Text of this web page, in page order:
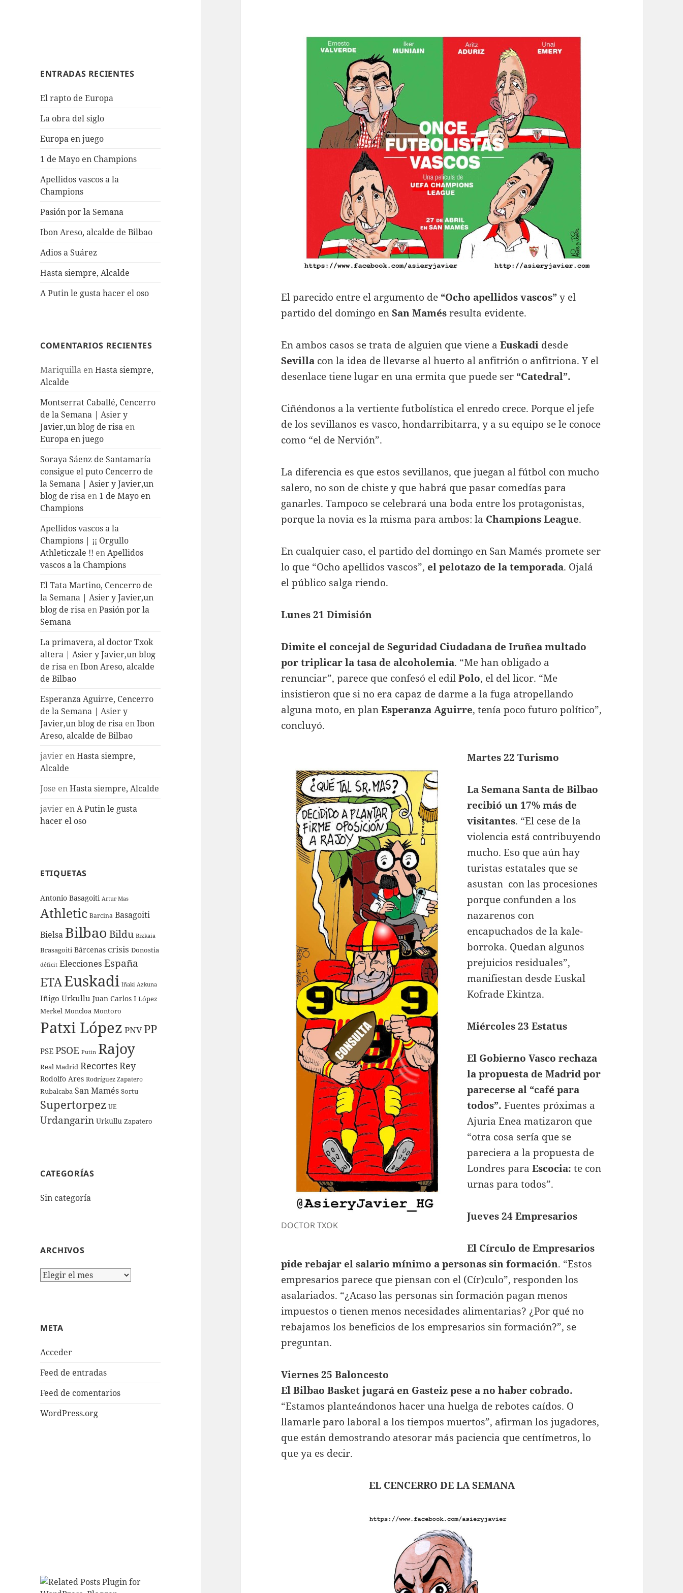
ENTRADAS RECIENTES
El rapto de Europa
La obra del siglo
Europa en juego
1 de Mayo en Champions
Apellidos vascos a la
Champions
Pasión por la Semana
Ibon Areso, alcalde de Bilbao
Adios a Suárez
Hasta siempre, Alcalde
A Putin le gusta hacer el oso
COMENTARIOS RECIENTES
Mariquilla enHasta siempre,
Alcalde
Montserrat Caballé, Cencerro
de la Semana | Asier y
Javier,un blog de risa en
Europa en juego
Soraya Sáenz de Santamaría
consigue el puto Cencerro de
la Semana | Asier y Javier,un
blog de risa en 1 de Mayo en
Champions
Apellidos vascos a la
Champions | ¡¡ Orgullo
Athleticzale !! enApellidos
vascos a la Champions
El Tata Martino, Cencerro de
la Semana | Asier y Javier,un
blog de risa enPasión por la
Semana
La primavera, al doctor Txok
altera | Asier y Javier,un blog
de risa enIbon Areso, alcalde
de Bilbao
Esperanza Aguirre, Cencerro
de la Semana | Asier y
Javier,un blog de risa enIbon
Areso, alcalde de Bilbao
javier enHasta siempre,
Alcalde
Jose enHasta siempre, Alcalde
javier enA Putin le gusta
hacer el oso
ETIQUETAS
Antonio Basagoiti Artur Mas
Athletic Barcina Basagoiti
Bielsa Bilbao Bildu Bizkaia
Brasagoiti Bárcenas crisis Donostia
déficit Elecciones España
ETAEuskadi Iñaki Azkuna
Iñigo Urkullu Juan Carlos I López
Merkel Moncloa Montoro
Patxi López PNVPP
PSE PSOE Putin Rajoy
Real Madrid RecortesRey
Rodolfo Ares Rodríguez Zapatero
Rubalcaba San Mamés Sortu
Supertorpez UE
Urdangarin Urkullu Zapatero
CATEGORÍAS
Sin categoría
ARCHIVOS
Archivos
META
Acceder
Feed de entradas
Feed de comentarios
WordPress.org
El parecido entre el argumento de “Ocho apellidos vascos”y el
partido del domingo enSan Mamésresulta evidente.
En ambos casos se trata de alguien que viene aEuskadi desde
Sevilla con la idea de llevarse al huerto al anfitrión o anfitriona. Y el
desenlace tiene lugar en una ermita que puede ser “Catedral”.
Ciñéndonos a la vertiente futbolística el enredo crece. Porque el jefe
de los sevillanos es vasco, hondarribitarra, y a su equipo se le conoce
como “el de Nervión”.
La diferencia es que estos sevillanos, que juegan al fútbol con mucho
salero, no son de chiste y que habrá que pasar comedías para
ganarles. Tampoco se celebrará una boda entre los protagonistas,
porque la novia es la misma para ambos: la Champions League.
En cualquier caso, el partido del domingo en San Mamés promete ser
lo que “Ocho apellidos vascos”, el pelotazo de la temporada. Ojalá
el público salga riendo.
Lunes 21 Dimisión
Dimite el concejal de Seguridad Ciudadana de Iruñea multado
por triplicar la tasa de alcoholemia. “Me han obligado a
renunciar”, parece que confesó el edilPolo, el del licor. “Me
insistieron que si no era capaz de darme a la fuga atropellando
alguna moto, en planEsperanza Aguirre, tenía poco futuro político”,
concluyó.
DOCTOR TXOK
Martes 22 Turismo
La Semana Santa de Bilbao
recibió un 17% más de
visitantes. “El cese de la
violencia está contribuyendo
mucho. Eso que aún hay
turistas estatales que se
asustan con las procesiones
porque confunden a los
nazarenos con
encapuchados de la kale-
borroka. Quedan algunos
prejuicios residuales”,
manifiestan desde Euskal
Kofrade Ekintza.
Miércoles 23 Estatus
El Gobierno Vasco rechaza
la propuesta de Madrid por
parecerse al “café para
todos”.Fuentes próximas a
Ajuria Enea matizaron que
“otra cosa sería que se
pareciera a la propuesta de
Londres paraEscocia: te con
urnas para todos”.
Jueves 24 Empresarios
El Círculo de Empresarios
pide rebajar el salario mínimo a personas sin formación. “Estos
empresarios parece que piensan con el (Cír)culo”, responden los
asalariados. “¿Acaso las personas sin formación pagan menos
impuestos o tienen menos necesidades alimentarias? ¿Por qué no
rebajamos los beneficios de los empresarios sin formación?”, se
preguntan.
Viernes 25 Baloncesto
El Bilbao Basket jugará en Gasteiz pese a no haber cobrado.
“Estamos planteándonos hacer una huelga de rebotes caídos. O
llamarle paro laboral a los tiempos muertos”, afirman los jugadores,
que están demostrando atesorar más paciencia que centímetros, lo
que ya es decir.
EL CENCERRO DE LA SEMANA